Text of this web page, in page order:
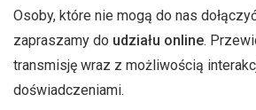
Osoby, które nie mogą do nas
zapraszamy do udziału online.
transmisję wraz z możliwością
doświadczeniami.